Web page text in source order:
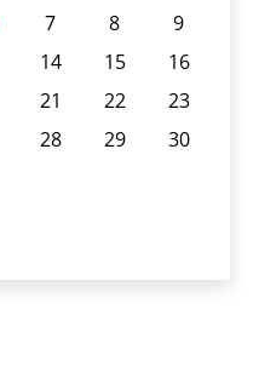
7 8
9
14 15
16
21 22
23
28 29
30